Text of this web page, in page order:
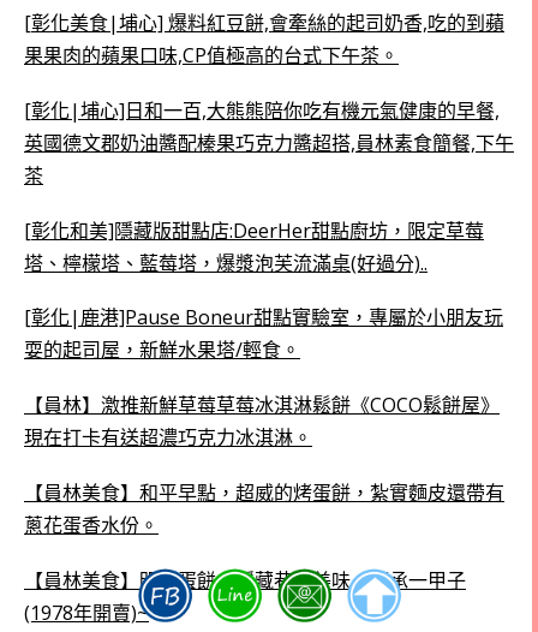
[彰化美食|埔心] 爆料紅豆餅,會牽絲的起司奶香,吃的到蘋
果果肉的蘋果口味,CP值極高的台式下午茶。
[彰化|埔心]日和一百,大熊熊陪你吃有機元氣健康的早餐,
英國德文郡奶油醬配榛果巧克力醬超搭,員林素食簡餐,下午
茶
[彰化和美]隱藏版甜點店:DeerHer甜點廚坊，限定草莓
塔、檸檬塔、藍莓塔，爆漿泡芙流滿桌(好過分)..
[彰化|鹿港]Pause Boneur甜點實驗室，專屬於小朋友玩
耍的起司屋，新鮮水果塔/輕食。
【員林】激推新鮮草莓草莓冰淇淋鬆餅《COCO鬆餅屋》
現在打卡有送超濃巧克力冰淇淋。
【員林美食】和平早點，超威的烤蛋餅，紮實麵皮還帶有
蔥花蛋香水份。
【員林美食】明倫蛋餅，隱藏巷弄美味，傳承一甲子
(1978年開賣)~